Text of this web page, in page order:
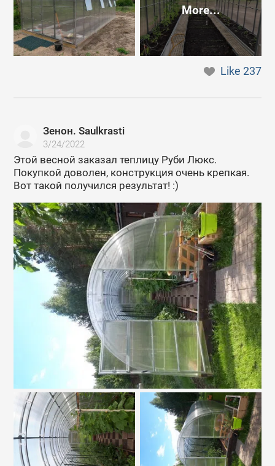
More...
Like237
Зенон. Saulkrasti
3/24/2022
Этой весной заказал теплицу Руби Люкс.
Покупкой доволен, конструкция очень крепкая.
Вот такой получился результат! :)